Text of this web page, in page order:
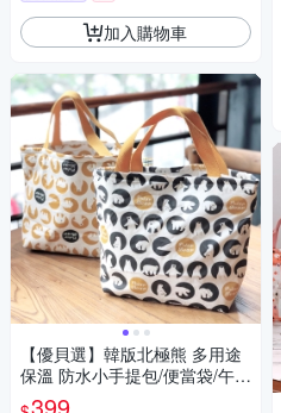
加入購物車
【優貝選】韓版北極熊 多用途
保溫 防水小手提包/便當袋/午餐
提包(3色)